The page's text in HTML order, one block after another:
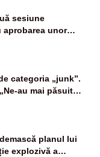
sesiune
aprobarea unor
categoria „junk”.
au mai păsuit
planul lui
explozivă a